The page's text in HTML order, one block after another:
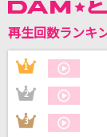
再生回数ランキ
1
2
3